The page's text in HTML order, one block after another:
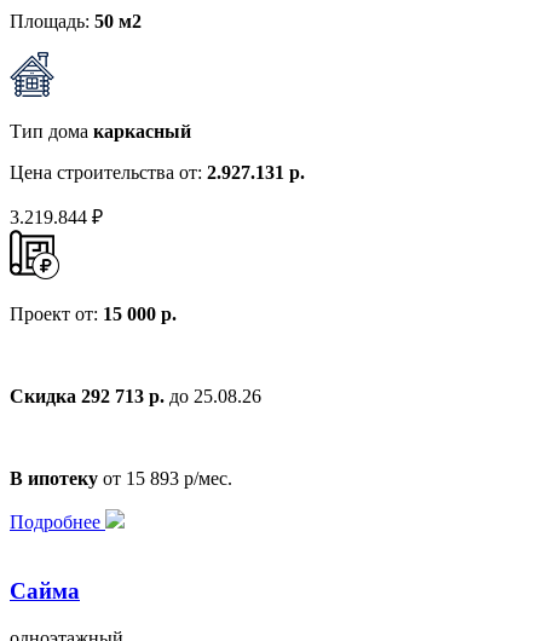
Площадь: 50 м2
Тип дома каркасный
Цена строительства от: 2.927.131 р.
3.219.844 ₽
Проект от: 15 000 р.
Скидка 292 713 р. до 25.08.26
В ипотеку от 15 893 р/мес.
Подробнее
Сайма